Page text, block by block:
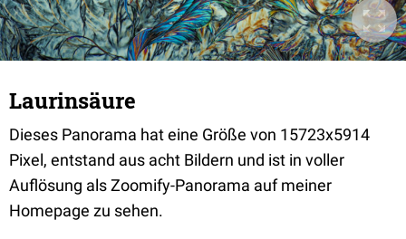
Laurinsäure
Dieses Panorama hat eine Größe von 15723x5914
Pixel, entstand aus acht Bildern und ist in voller
Auflösung als Zoomify-Panorama auf meiner
Homepage zu sehen.